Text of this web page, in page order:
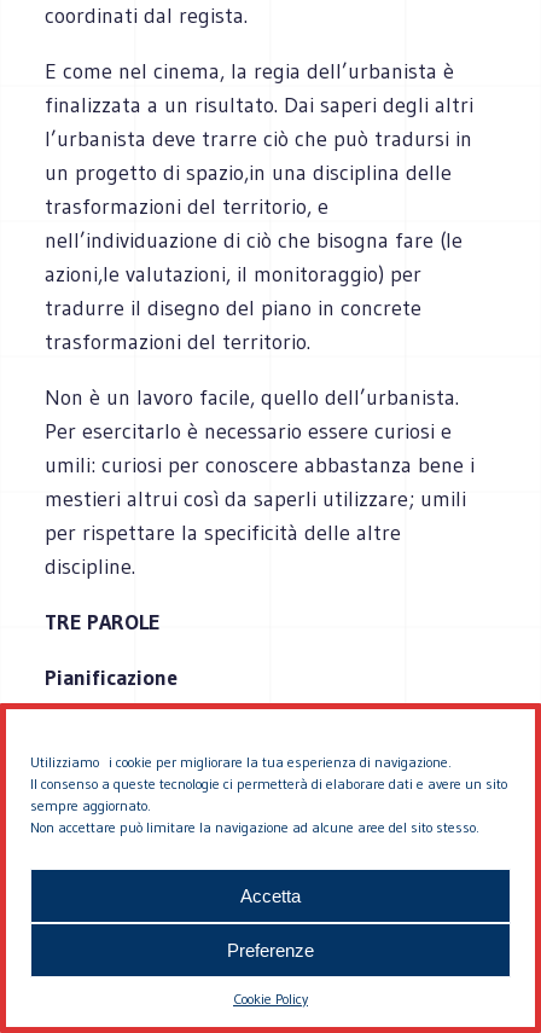
Utilizziamo i cookie per migliorare la tua esperienza di navigazione.
Il consenso a queste tecnologie ci permetterà di elaborare dati e avere un sito
sempre aggiornato.
Non accettare può limitare la navigazione ad alcune aree del sito stesso.
Accetta
Preferenze
Cookie Policy
coordinati dal regista.
E come nel cinema, la regia dell’urbanista è
finalizzata a un risultato. Dai saperi degli altri
l’urbanista deve trarre ciò che può tradursi in
un progetto di spazio,in una disciplina delle
trasformazioni del territorio, e
nell’individuazione di ciò che bisogna fare (le
azioni,le valutazioni, il monitoraggio) per
tradurre il disegno del piano in concrete
trasformazioni del territorio.
Non è un lavoro facile, quello dell’urbanista.
Per esercitarlo è necessario essere curiosi e
umili: curiosi per conoscere abbastanza bene i
mestieri altrui così da saperli utilizzare; umili
per rispettare la specificità delle altre
discipline.
TRE PAROLE
Pianificazione
“pianificazione”. Vi do’ una prima definizione di
questo termine.
quel metodo, e quell’insieme di
strumenti, che si ritengono capaci di garantire -
in funzione di determinatiobiettivi
tempo , alle
territoriali, ragionevoleflessibilitàalle scelte che